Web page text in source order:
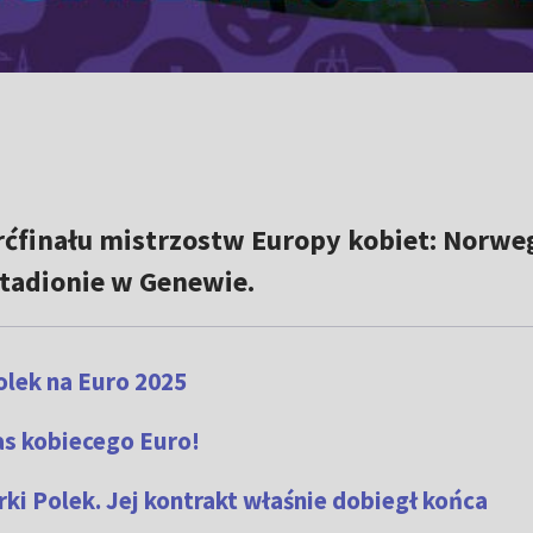
mistrzostw Europy kobiet:
w Genewie.
na Euro 2025
kobiecego Euro!
Polek. Jej kontrakt właśnie dobiegł końca